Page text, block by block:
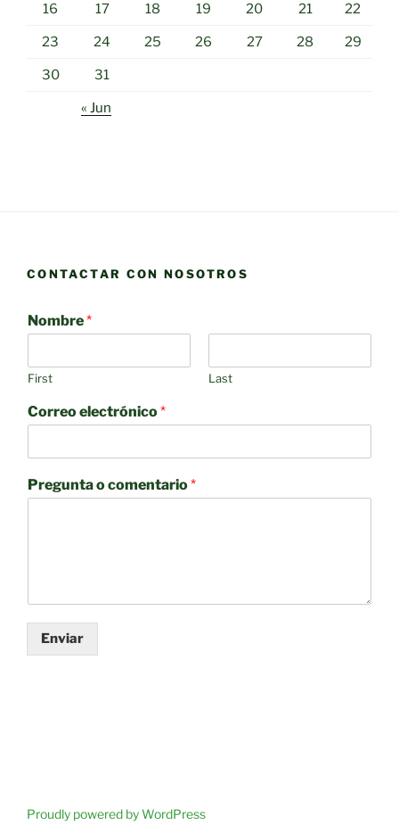
16 17 18 19 20 21 22
23 24 25 26 27 28 29
30 31
« Jun
CONTACTAR CON NOSOTROS
Nombre*
First Last
Correo electrónico*
Pregunta o comentario*
Enviar
Proudly powered by WordPress